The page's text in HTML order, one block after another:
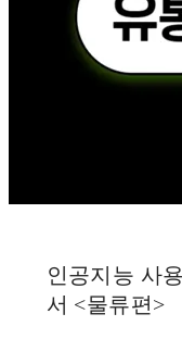
인공지능 사
서 <물류편>